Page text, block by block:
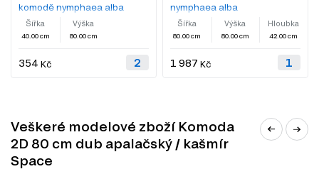
komodě nymphaea alba
Šířka
40.00 cm
Výška
80.00 cm
354 Kč
nymphaea alba
Šířka
80.00 cm
Výška
80.00 cm
Hloubka
42.00 cm
1 987 Kč
Veškeré modelové zboží Komoda
2D 80 cm dub apalačský / kašmír
Space